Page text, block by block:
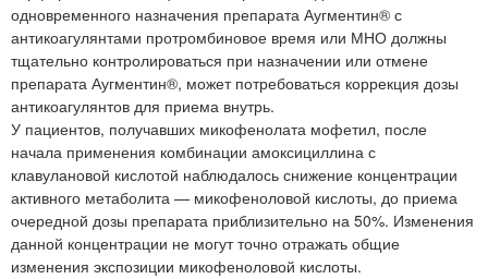
одновременного назначения препарата Аугментин® с
антикоагулянтами протромбиновое время или МНО должны
тщательно контролироваться при назначении или отмене
препарата Аугментин®, может потребоваться коррекция дозы
антикоагулянтов для приема внутрь.
У пациентов, получавших микофенолата мофетил, после
начала применения комбинации амоксициллина с
клавулановой кислотой наблюдалось снижение концентрации
активного метаболита — микофеноловой кислоты, до приема
очередной дозы препарата приблизительно на 50%. Изменения
данной концентрации не могут точно отражать общие
изменения экспозиции микофеноловой кислоты.